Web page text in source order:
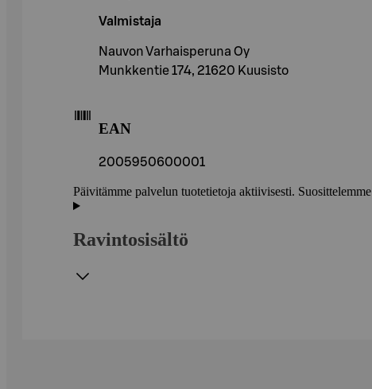
Valmistaja
Nauvon Varhaisperuna Oy
Munkkentie 174, 21620 Kuusisto
EAN
2005950600001
Päivitämme palvelun tuotetietoja aktiivisesti.
Ravintosisältö